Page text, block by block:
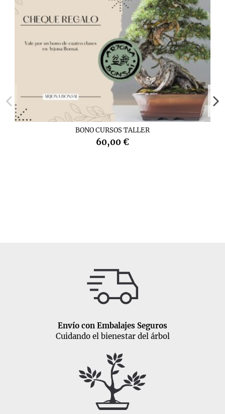
BONO CURSOS TALLER
60,00 €
Envío con Embalajes Seguros
Cuidando el bienestar del árbol